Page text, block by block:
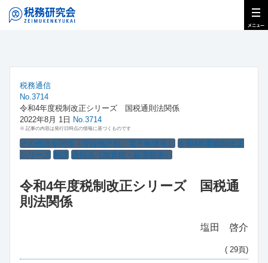
税務通信
No.3714
令和4年度税制改正シリーズ 国税通則法関係
2022年8月 1日 No.3714
※ 記事の内容は発行日時点の情報に基づくものです
その他法令関係（登録免許税・電子帳簿等）
令和4年度税制改正
シリーズ 解説 通則法（加算税・延滞税等）
令和4年度税制改正シリーズ 国税通
則法関係
塩田 啓介
( 29頁)